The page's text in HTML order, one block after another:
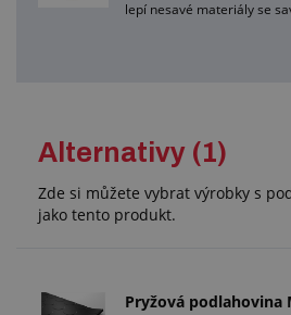
lepí nesavé materiály se
Alternativy (1)
Zde si můžete vybrat výrobky s
jako tento produkt.
Pryžová podlahovina